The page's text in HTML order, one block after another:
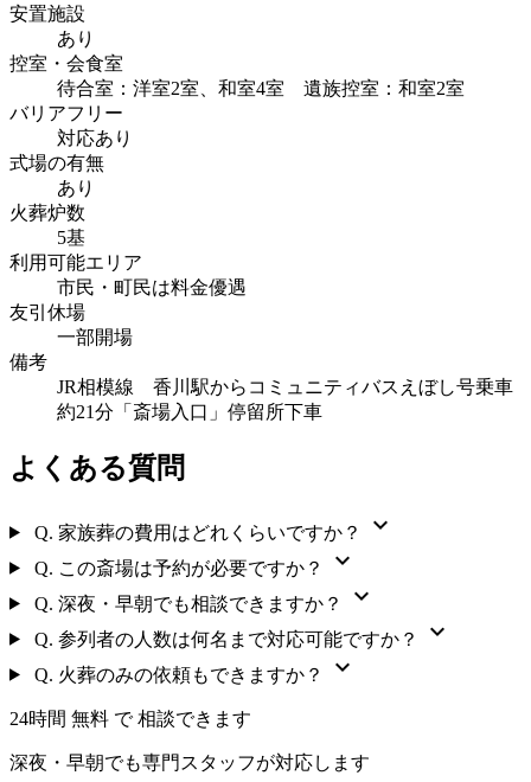
安置施設
あり
控室・会食室
待合室：洋室2室、和室4室 遺族控室：和室2室
バリアフリー
対応あり
式場の有無
あり
火葬炉数
5基
利用可能エリア
市民・町民は料金優遇
友引休場
一部開場
備考
JR相模線 香川駅からコミュニティバスえぼし号乗車
約21分「斎場入口」停留所下車
よくある質問
Q. 家族葬の費用はどれくらいですか？ expand_more
Q. この斎場は予約が必要ですか？ expand_more
Q. 深夜・早朝でも相談できますか？ expand_more
Q. 参列者の人数は何名まで対応可能ですか？ expand_more
Q. 火葬のみの依頼もできますか？ expand_more
24時間 無料 で 相談できます
深夜・早朝でも専門スタッフが対応します